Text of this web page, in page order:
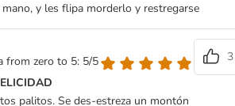
y les flipa morderlo y restregarse
from zero to 5: 5/5
3
palitos. Se des-estreza un montón